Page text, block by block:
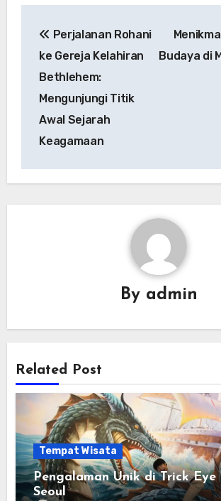
pos
Perjalanan Rohani
ke Gereja Kelahiran
Bethlehem:
Mengunjungi Titik
Awal Sejarah
Keagamaan
Budaya di
By admin
Related Post
Tempat Wisata
Pengalaman Unik di Trick Eye
Seoul